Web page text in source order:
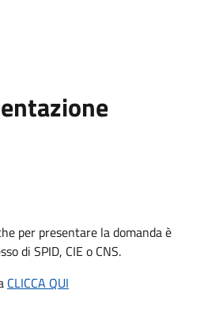
per presentare la domanda è
di SPID, CIE o CNS.
CLICCA QUI